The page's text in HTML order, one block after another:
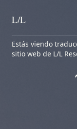
Skip to content
L/L
Estás viendo
sitio web de L/L